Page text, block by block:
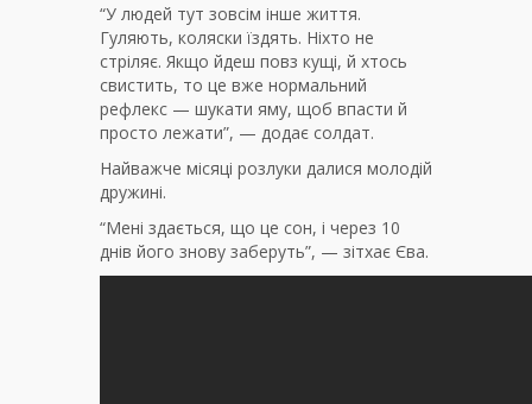
“У людей тут зовсім інше життя.
Гуляють, коляски їздять. Ніхто не
стріляє. Якщо йдеш повз кущі, й хтось
свистить, то це вже нормальний
рефлекс — шукати яму, щоб впасти й
просто лежати”, — додає солдат.
Найважче місяці розлуки далися молодій
дружині.
“Мені здається, що це сон, і через 10
днів його знову заберуть”, — зітхає Єва.